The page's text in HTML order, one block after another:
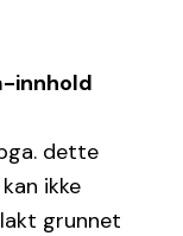
innhold
dette
ikke
grunnet